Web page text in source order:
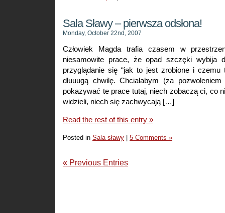
Sala Sławy – pierwsza odsłona!
Monday, October 22nd, 2007
Człowiek Magda trafia czasem w
niesamowite prace, że opad szczęki wybija
przyglądanie się “jak to jest zrobione i czemu
dłuuugą chwilę. Chciałabym (za
pokazywać te prace tutaj, niech zobaczą ci, co
widzieli, niech się zachwycają […]
Read the rest of this entry »
Posted in Sala sławy 5 Comments »
« Previous Entries